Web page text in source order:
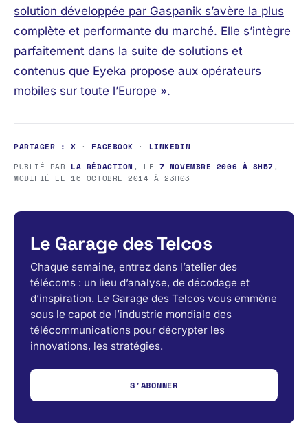
solution développée par Gaspanik s’avère la plus
complète et performante du marché. Elle s’intègre
parfaitement dans la suite de solutions et
contenus que Eyeka propose aux opérateurs
mobiles sur toute l’Europe ».
PARTAGER :X · FACEBOOK · LINKEDIN
PUBLIÉ PAR LA RÉDACTION , LE 7 NOVEMBRE 2006 À 8H57 ,
MODIFIÉ LE16 OCTOBRE 2014 À 23H03
Le Garage des Telcos
Chaque semaine, entrez dans l’atelier des
télécoms : un lieu d’analyse, de décodage et
d’inspiration. Le Garage des Telcos vous emmène
sous le capot de l’industrie mondiale des
télécommunications pour décrypter les
innovations, les stratégies.
S'ABONNER